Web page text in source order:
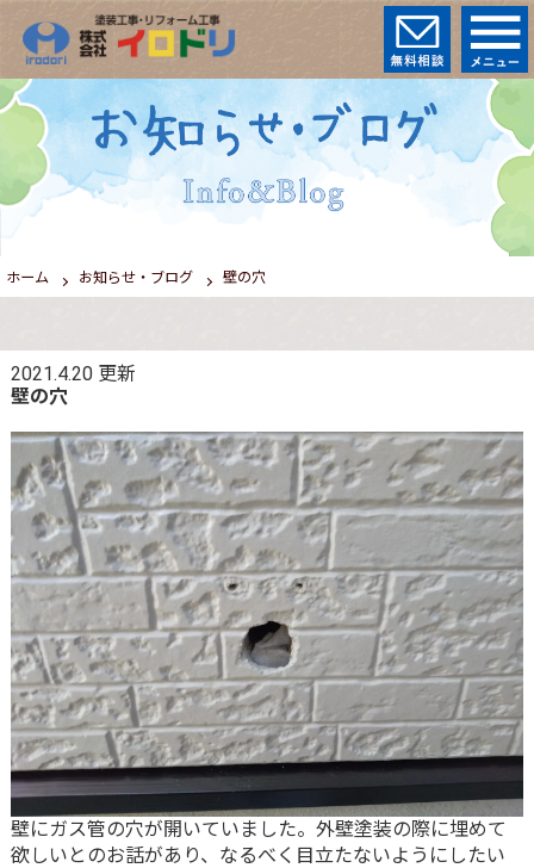
ホーム お知らせ・ブログ 壁の穴
2021.4.20更新
壁の穴
壁にガス管の穴が開いていました。外壁塗装の際に埋めて
欲しいとのお話があり、なるべく目立たないようにしたい